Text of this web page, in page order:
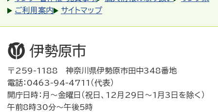
ご利用案内
サイトマップ
〒259-1188 神奈川県伊勢原市田中348番地
電話：0463-94-4711（代表）
開庁日時：月～金曜日（祝日、12月29日～1月3日を除く）
午前8時30分～午後5時